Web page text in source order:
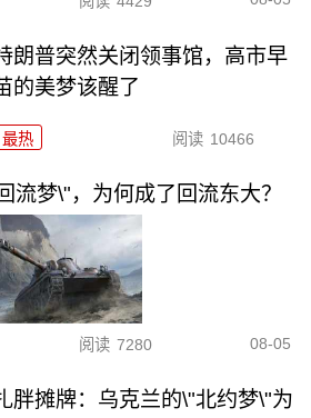
朗普突然关闭领事馆，高市早
的美梦该醒了
最热 阅读 10466
流梦\"，为何成了回流东大？
阅读 7280 08-05
胖摊牌：乌克兰的\"北约梦\"为